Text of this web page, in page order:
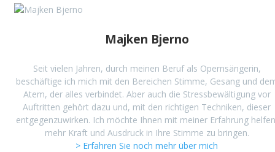
Majken Bjerno
Seit vielen Jahren, durch meinen Beruf als Opernsängerin,
beschäftige ich mich mit den Bereichen Stimme, Gesang und
Atem, der alles verbindet. Aber auch die Stressbewältigung vor
Auftritten gehört dazu und, mit den richtigen Techniken, dieser
entgegenzuwirken. Ich möchte Ihnen mit meiner Erfahrung
mehr Kraft und Ausdruck in Ihre Stimme zu bringen.
> Erfahren Sie noch mehr über mich